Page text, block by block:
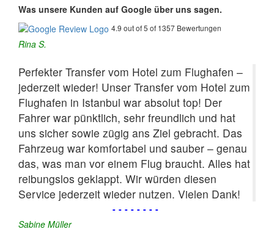
Was unsere Kunden auf Google über uns sagen.
4.9 out of 5 of 1357 Bewertungen
Rina S.
Perfekter Transfer vom Hotel zum Flughafen –
jederzeit wieder! Unser Transfer vom Hotel zum
Flughafen in Istanbul war absolut top! Der
Fahrer war pünktlich, sehr freundlich und hat
uns sicher sowie zügig ans Ziel gebracht. Das
Fahrzeug war komfortabel und sauber – genau
das, was man vor einem Flug braucht. Alles hat
reibungslos geklappt. Wir würden diesen
Service jederzeit wieder nutzen. Vielen Dank!
--------
Sabine Müller